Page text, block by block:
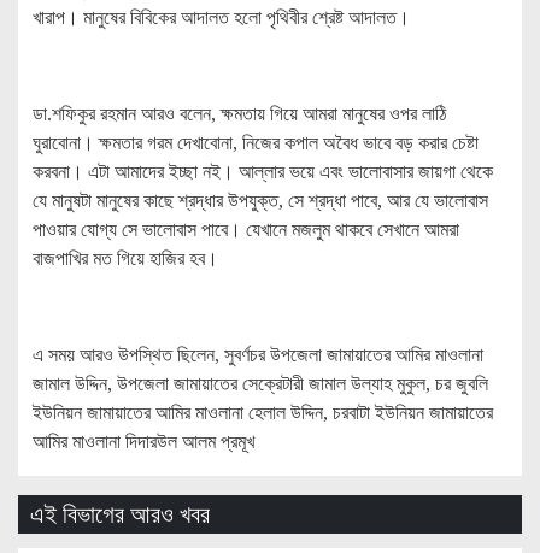
খারাপ। মানুষের বিবিকের আদালত হলো পৃথিবীর শ্রেষ্ট আদালত।
ডা.শফিকুর রহমান আরও বলেন, ক্ষমতায় গিয়ে আমরা মানুষের ওপর লাঠি
ঘুরাবোনা। ক্ষমতার গরম দেখাবোনা, নিজের কপাল অবৈধ ভাবে বড় করার চেষ্টা
করবনা। এটা আমাদের ইচ্ছা নই। আল্লার ভয়ে এবং ভালোবাসার জায়গা থেকে
যে মানুষটা মানুষের কাছে শ্রদ্ধার উপযুক্ত, সে শ্রদ্ধা পাবে, আর যে ভালোবাস
পাওয়ার যোগ্য সে ভালোবাস পাবে। যেখানে মজলুম থাকবে সেখানে আমরা
বাজপাখির মত গিয়ে হাজির হব।
এ সময় আরও উপস্থিত ছিলেন, সুবর্ণচর উপজেলা জামায়াতের আমির মাওলানা
জামাল উদ্দিন, উপজেলা জামায়াতের সেক্রেটারী জামাল উল্যাহ মুকুল, চর জুবলি
ইউনিয়ন জামায়াতের আমির মাওলানা হেলাল উদ্দিন, চরবাটা ইউনিয়ন জামায়াতের
আমির মাওলানা দিদারউল আলম প্রমূখ
এই বিভাগের আরও খবর